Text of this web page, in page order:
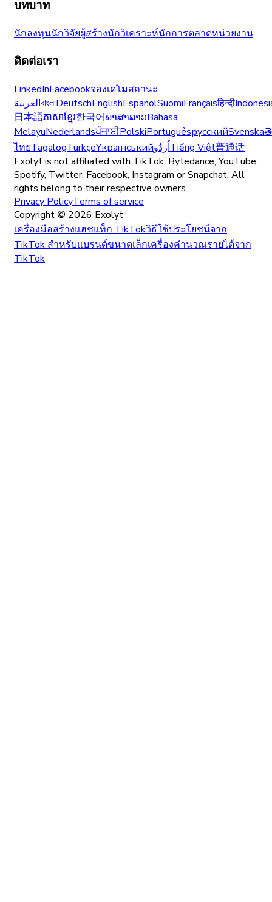
บทบาท
นักลงทุนนักวิจัยผู้สร้างนักวิเคราะห์นักการตลาดหน่วยงาน
ติดต่อเรา
LinkedInFacebookจองเดโมสถานะ
العربيةবাংলাDeutschEnglishEspañolSuomiFrançaisहिन्दी
日本語ភាសាខ្មែរ한국어ພາສາລາວBahasa
MelayuNederlandsਪੰਜਾਬੀPolskiPortuguêsрусскийSvenska
ไทยTagalogTürkçeYкраїнськийاُردُوTiếng Việt普通话
Exolyt is not affiliated with TikTok, Bytedance, YouTube,
Spotify, Twitter, Facebook, Instagram or Snapchat. All
rights belong to their respective owners.
Privacy PolicyTerms of service
Copyright © 2026 Exolyt
เครื่องมือสร้างแฮชแท็ก TikTokวิธีใช้ประโยชน์จาก
TikTok สำหรับแบรนด์ขนาดเล็กเครื่องคำนวณรายได้จาก
TikTok